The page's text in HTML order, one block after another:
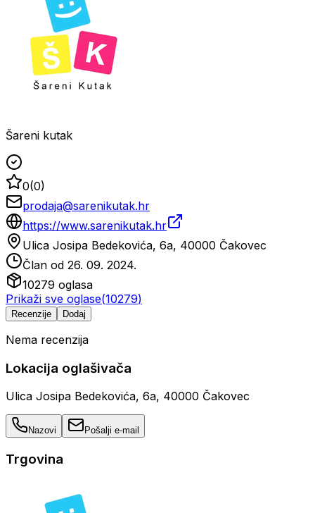
Šareni kutak
0(0)
prodaja@sarenikutak.hr
https://www.sarenikutak.hr
Ulica Josipa Bedekovića, 6a, 40000 Čakovec
Član od 26. 09. 2024.
10279 oglasa
Prikaži sve oglase(10279)
Recenzije Dodaj
Nema recenzija
Lokacija oglašivača
Ulica Josipa Bedekovića, 6a, 40000 Čakovec
Nazovi Pošalji e-mail
Trgovina